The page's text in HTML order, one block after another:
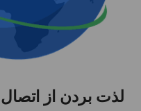
لذت بردن از اتصال